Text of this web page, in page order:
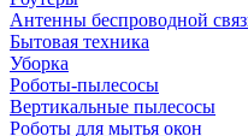
Антенны беспроводной
Бытовая техника
Уборка
Роботы-пылесосы
Вертикальные пылесосы
Роботы для мытья окон